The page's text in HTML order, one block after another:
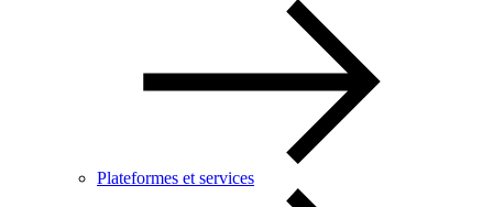
Plateformes et services